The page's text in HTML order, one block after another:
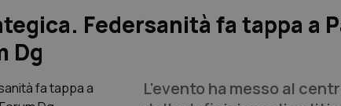
Federsanità fa tappa a
Dg
L'evento ha messo al